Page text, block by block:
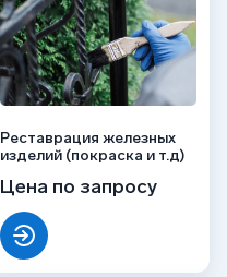
Реставрация железных
изделий (покраска и т.д)
Цена по запросу